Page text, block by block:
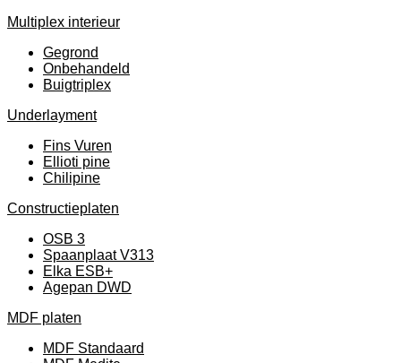
Multiplex interieur
Gegrond
Onbehandeld
Buigtriplex
Underlayment
Fins Vuren
Ellioti pine
Chilipine
Constructieplaten
OSB 3
Spaanplaat V313
Elka ESB+
Agepan DWD
MDF platen
MDF Standaard